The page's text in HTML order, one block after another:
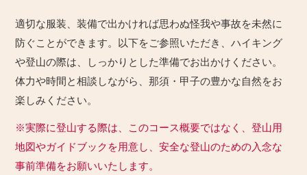
適切な服装、装備で出かければ思わぬ怪我や事故を未然に
防ぐことができます。以下をご参照いただき、ハイキング
や登山の際は、しっかりとした準備でお出かけください。
体力や時間と相談しながら、那須・甲子の豊かな自然をお
楽しみください。
※実際に登山する際は、このコース概要ではなく、登山用
地図やガイドブックを用意し、安全な登山のための入念な
事前準備をお願いいたします。